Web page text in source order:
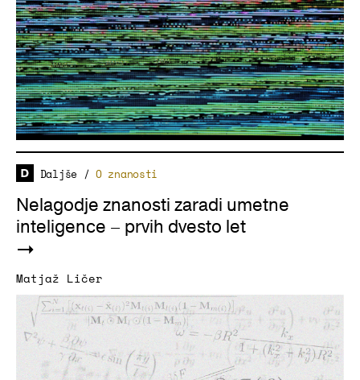
Daljše /O znanosti
Nelagodje znanosti zaradi umetne
inteligence – prvih dvesto let
Matjaž Ličer